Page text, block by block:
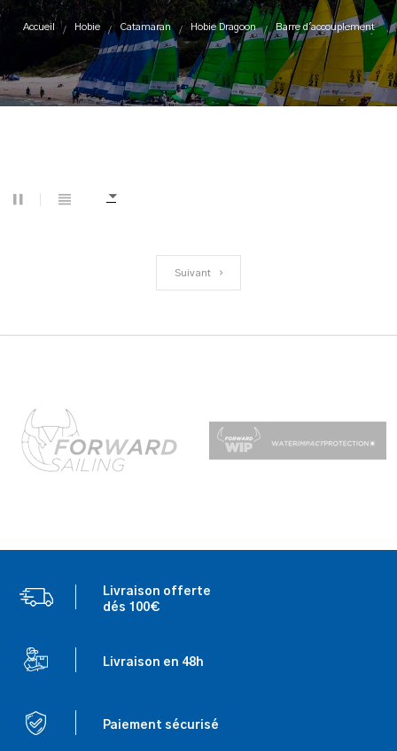
Accueil Hobie Catamaran Hobie Dragoon Barre d'accouplement
Suivant
Livraison offerte
dés 100€
Livraison en 48h
Paiement sécurisé